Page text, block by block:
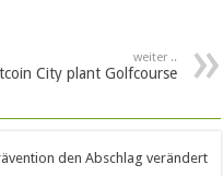
weiter ..
City plant Golfcourse
den Abschlag verändert